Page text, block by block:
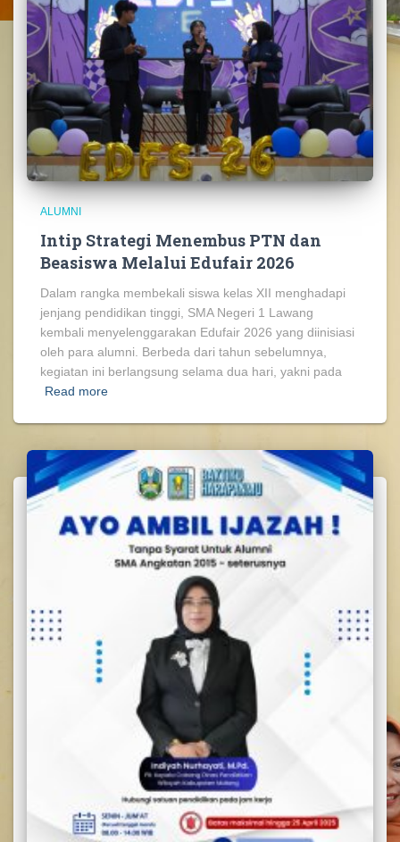
ALUMNI
Intip Strategi Menembus PTN dan
Beasiswa Melalui Edufair 2026
Dalam rangka membekali siswa kelas XII menghadapi
jenjang pendidikan tinggi, SMA Negeri 1 Lawang
kembali menyelenggarakan Edufair 2026 yang diinisiasi
oleh para alumni. Berbeda dari tahun sebelumnya,
kegiatan ini berlangsung selama dua hari, yakni pada
Read more